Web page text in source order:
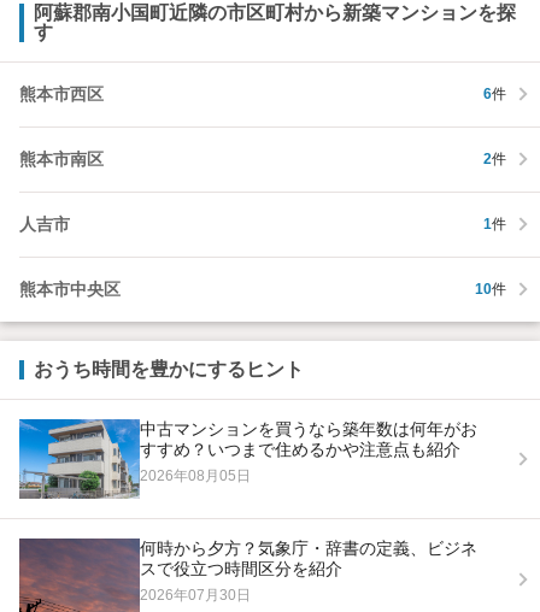
阿蘇郡南小国町近隣の市区町村から新築マンションを探
す
熊本市西区 6件
熊本市南区 2件
人吉市 1件
熊本市中央区 10件
おうち時間を豊かにするヒント
中古マンションを買うなら築年数は何年がお
すすめ？いつまで住めるかや注意点も紹介
2026年08月05日
何時から夕方？気象庁・辞書の定義、ビジネ
スで役立つ時間区分を紹介
2026年07月30日